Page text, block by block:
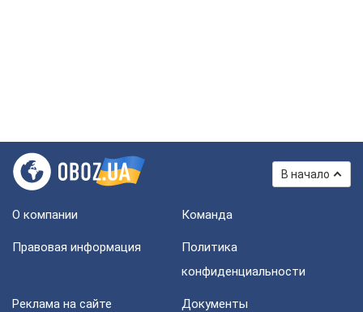
В начало
О компании Команда
Правовая информация
Политика
конфиденциальности
Реклама на сайте Документы